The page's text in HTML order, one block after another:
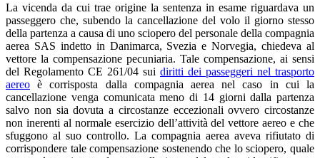
La vicenda da cui trae origine la sentenza in esame riguardava un
passeggero che, subendo la cancellazione del volo il giorno stesso
della partenza a causa di uno sciopero del personale della compagnia
aerea SAS indetto in Danimarca, Svezia e Norvegia, chiedeva al
vettore la compensazione pecuniaria. Tale compensazione, ai sensi
del Regolamento CE 261/04 sui diritti dei passeggeri nel trasporto
aereo è corrisposta dalla compagnia aerea nel caso in cui la
cancellazione venga comunicata meno di 14 giorni dalla partenza
salvo non sia dovuta a circostanze eccezionali ovvero circostanze
non inerenti al normale esercizio dell’attività del vettore aereo e che
sfuggono al suo controllo. La compagnia aerea aveva rifiutato di
corrispondere tale compensazione sostenendo che lo sciopero, quale